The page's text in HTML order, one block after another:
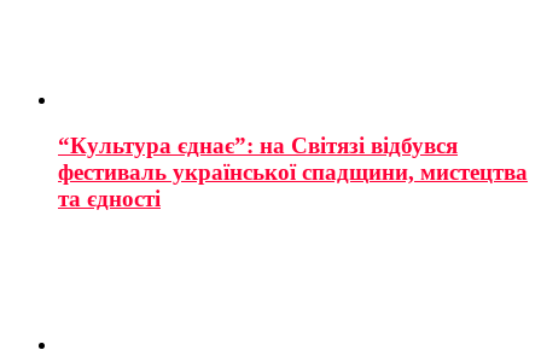
“Культура єднає”: на Світязі відбувся
фестиваль української спадщини, мистецтва
та єдності